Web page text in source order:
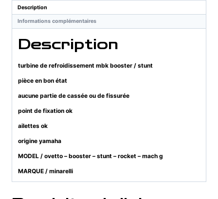
booster
/
stunt
Description
Informations complémentaires
Description
turbine de refroidissement mbk booster / stunt
pièce en bon état
aucune partie de cassée ou de fissurée
point de fixation ok
ailettes ok
origine yamaha
MODEL / ovetto – booster – stunt – rocket – mach g
MARQUE / minarelli